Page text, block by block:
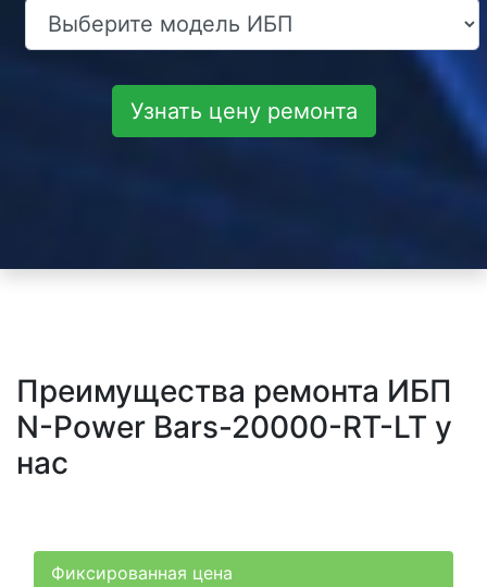
Узнать цену ремонта
Преимущества ремонта ИБП
N-Power Bars-20000-RT-LT у
нас
Фиксированная цена